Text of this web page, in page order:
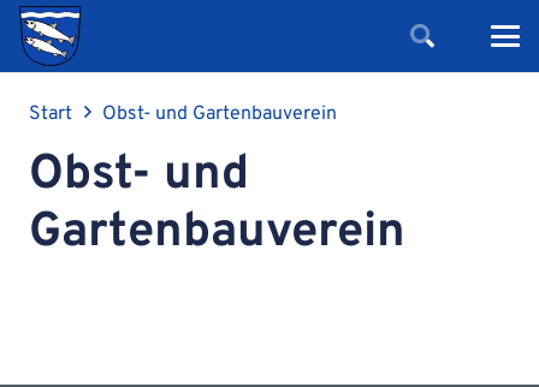
Start Obst- und Gartenbauverein
Obst- und
Gartenbauverein